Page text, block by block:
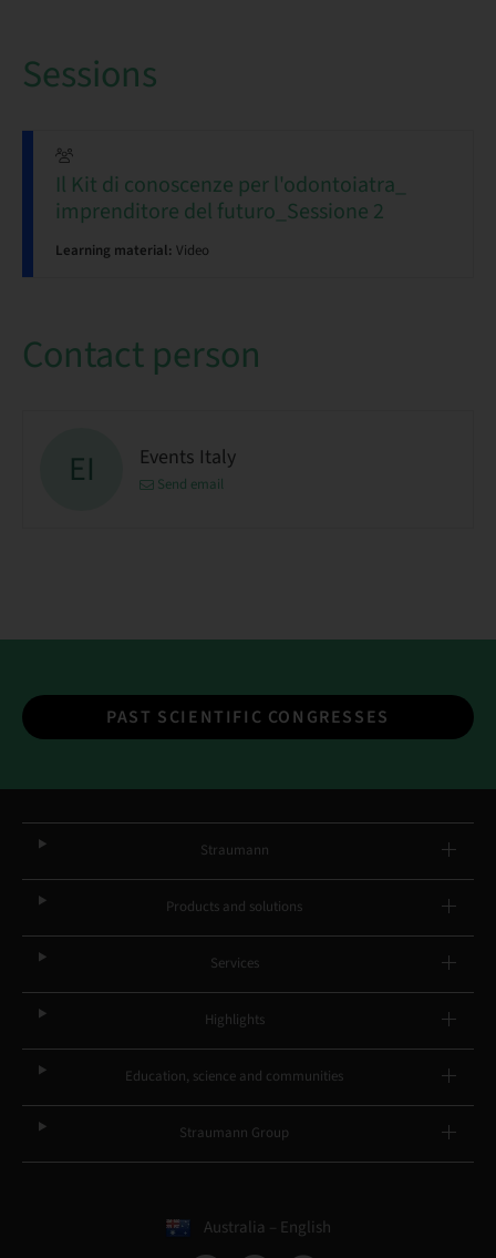
Sessions
Il Kit di conoscenze per l'odontoiatra_
imprenditore del futuro_Sessione 2
Learning material: Video
Contact person
EI Events Italy
Send email
PAST SCIENTIFIC CONGRESSES
Straumann
Products and solutions
Services
Highlights
Education, science and communities
Straumann Group
Australia – English